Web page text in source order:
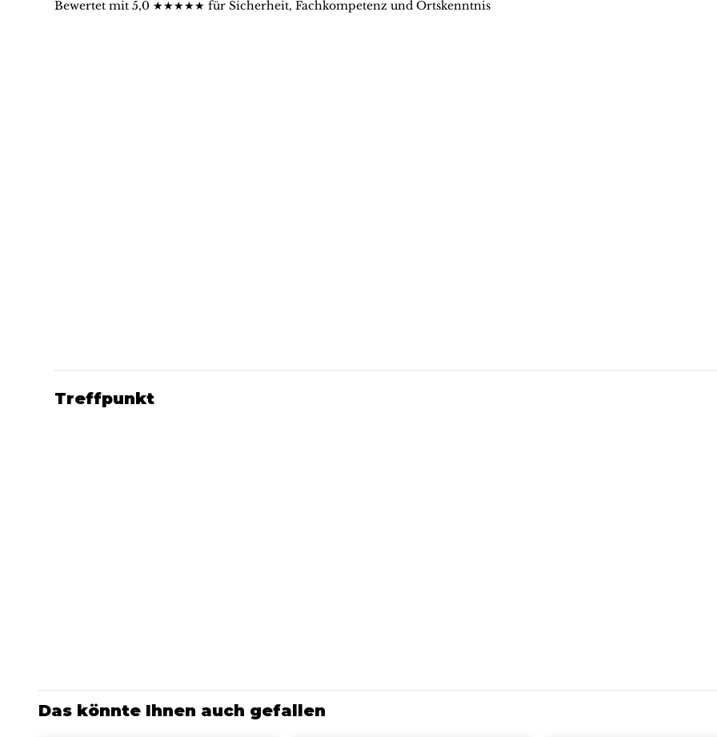
Bewertet mit 5,0 ★★★★★ für Sicherheit, Fachkompetenz und Ortskenntnis
Treffpunkt
Das könnte Ihnen auch gefallen